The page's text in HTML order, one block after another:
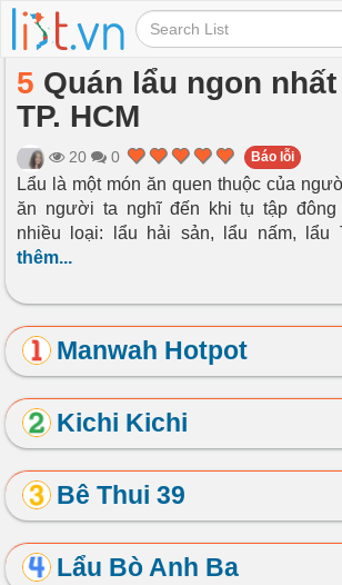
5 Quán lẩu ngon nhất
TP. HCM
20 0 Báo lỗi
Lẩu là một món ăn quen thuộc của
ăn người ta nghĩ đến khi tụ tập
nhiều loại: lẩu hải sản, lẩu nấm, lẩu
thêm...
Manwah Hotpot
Kichi Kichi
Bê Thui 39
Lẩu Bò Anh Ba